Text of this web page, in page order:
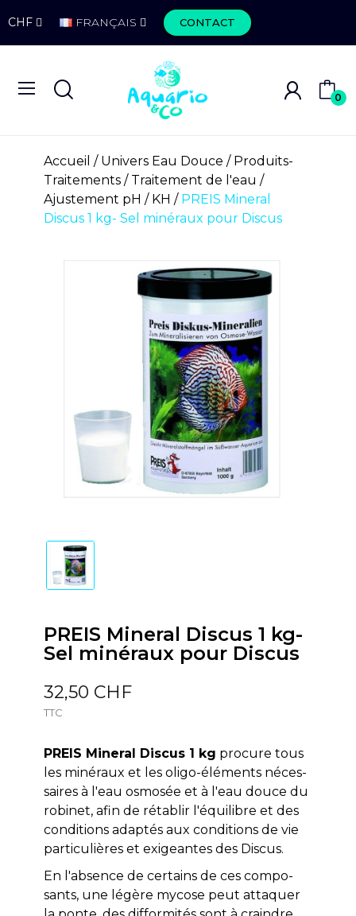
CHF FRANÇAIS CONTACT
0
Accueil Univers Eau Douce
Produits-
Traitements
Traitement de l'eau
Ajustement pH / KH
PREIS Mineral
Discus 1 kg- Sel minéraux pour Discus
PREIS Mineral Discus 1 kg-
Sel minéraux pour Discus
32,50 CHF
TTC
PREIS Mineral Discus 1 kg pro­cure tous
les minéraux et les oli­go-­élé­ments néces­
saires à l'eau osmosée et à l'eau douce du
robinet, afin de rétablir l'équi­libre et des
conditions adaptés aux conditions de vie
particulières et exigeantes des Discus.
En l'absence de certains de ces com­po­
sants, une légère mycose peut attaquer